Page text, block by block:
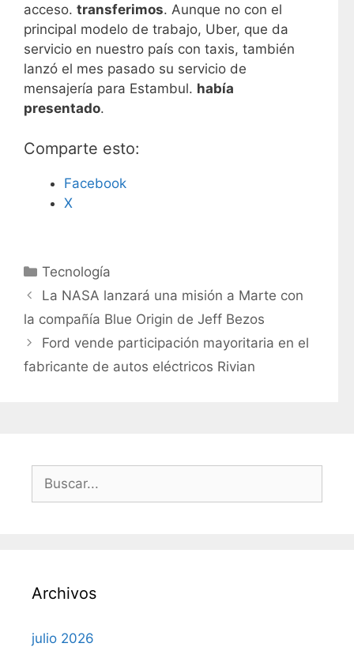
acceso. transferimos. Aunque no con el
principal modelo de trabajo, Uber, que da
servicio en nuestro país con taxis, también
lanzó el mes pasado su servicio de
mensajería para Estambul. había
presentado.
Comparte esto:
Facebook
X
C
a
e
g
o
Tecnología
La NASA lanzará una misión a Marte con
la compañía Blue Origin de Jeff Bezos
Ford vende participación mayoritaria en el
fabricante de autos eléctricos Rivian
:
Archivos
julio 2026